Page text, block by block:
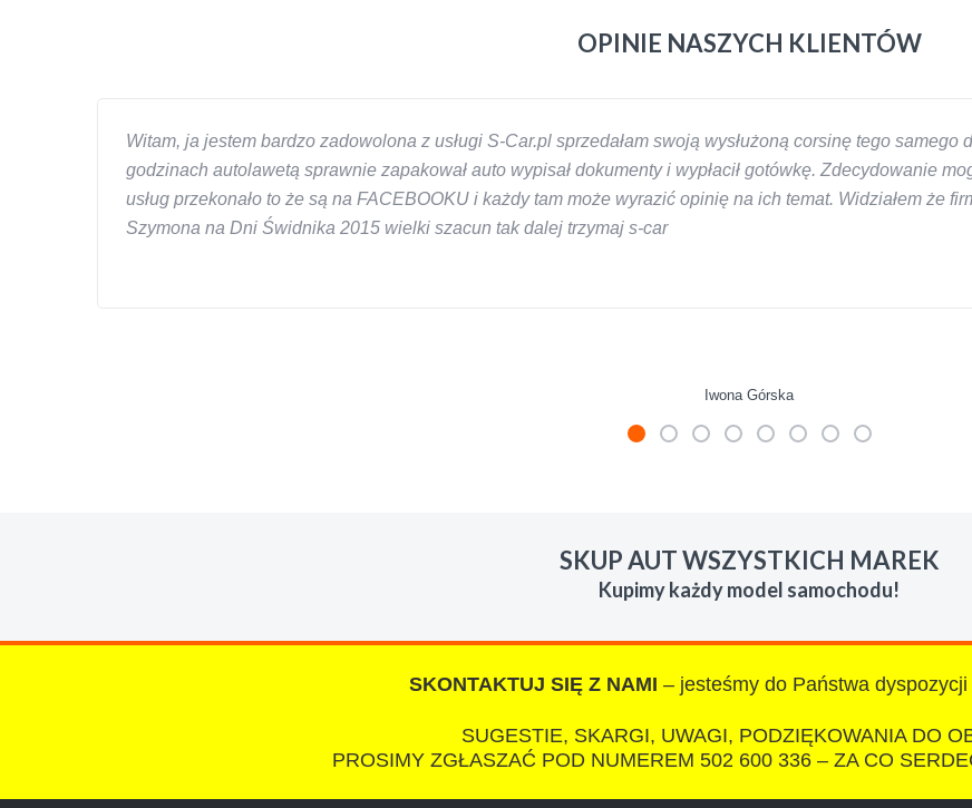
OPINIE NASZYCH KLIENTÓW
Witam, ja jestem bardzo zadowolona z usługi S-Car.pl sprzedałam swoją wysłużoną corsinę tego samego
godzinach autolawetą sprawnie zapakował auto wypisał dokumenty i wypłacił gotówkę. Zdecydowanie
usług przekonało to że są na FACEBOOKU i każdy tam może wyrazić opinię na ich temat. Widziałem że
Szymona na Dni Świdnika 2015 wielki szacun tak dalej trzymaj s-car
Iwona Górska
chcecie natknac sie na spaslych wszystkowiedzacych wyzyskiwaczy, to polecam s-car.pl
IZA
SKUP AUT WSZYSTKICH MAREK
Kupimy każdy model samochodu!
SKONTAKTUJ SIĘ Z NAMI – jesteśmy do Państwa dyspozycji
SUGESTIE, SKARGI, UWAGI, PODZIĘKOWANIA DO
PROSIMY ZGŁASZAĆ POD NUMEREM 502 600 336 – ZA CO